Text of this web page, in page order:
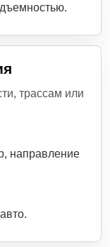
трассам или
направление